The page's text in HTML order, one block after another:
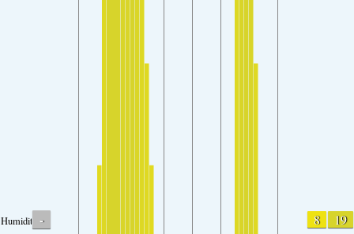
Humidity - 8 19